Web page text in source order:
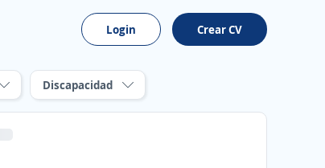
Login Crear CV
Discapacidad